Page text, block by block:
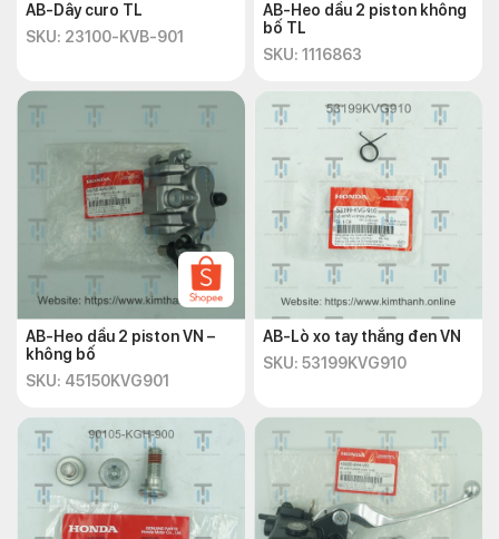
AB-Dây curo TL
SKU: 23100-KVB-901
AB-Heo dầu 2 piston không
bố TL
SKU: 1116863
AB-Heo dầu 2 piston VN –
không bố
SKU: 45150KVG901
AB-Lò xo tay thắng đen VN
SKU: 53199KVG910